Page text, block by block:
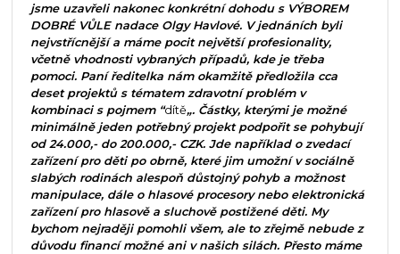
jsme uzavřeli nakonec konkrétní dohodu s VÝBOREM
DOBRÉ VŮLE nadace Olgy Havlové. V jednáních byli
nejvstřícnější a máme pocit největší profesionality,
včetně vhodnosti vybraných případů, kde je třeba
pomoci. Paní ředitelka nám okamžitě předložila cca
deset projektů s tématem zdravotní problém v
kombinaci s pojmem “dítě„. Částky, kterými je možné
minimálně jeden potřebný projekt podpořit se pohybují
od 24.000,- do 200.000,- CZK. Jde například o zvedací
zařízení pro děti po obrně, které jim umožní v sociálně
slabých rodinách alespoň důstojný pohyb a možnost
manipulace, dále o hlasové procesory nebo elektronická
zařízení pro hlasově a sluchově postižené děti. My
bychom nejraději pomohli všem, ale to zřejmě nebude z
důvodu financí možné ani v našich silách. Přesto máme